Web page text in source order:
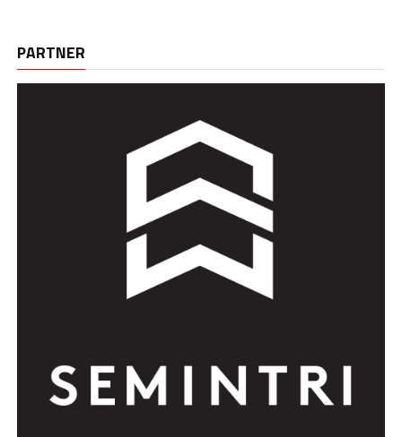
PARTNER